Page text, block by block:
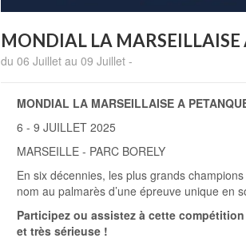
MONDIAL LA
du 06 Juillet au 09 Juillet -
MONDIAL LA MARSEILLAISE A
6 - 9 JUILLET 2025
MARSEILLE - PARC BORELY
En six décennies, les plus grands
nom au palmarès d’une épreuve unique en
Participez ou assistez à cette
et très sérieuse !